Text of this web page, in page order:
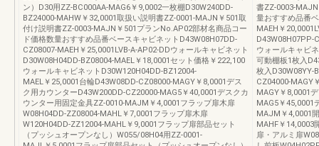
ン）D30用ZZ-BC000AA-MAG6￥9,0002一枚棚D30W240DD-
BZ24000-MAHW￥32,0001取扱い説明書ZZ-0001-MAJN￥501取
付け説明書ZZ-0003-MAJN￥501プランNo.AP02部材名商品コー
ド価格数量おすすめ品番ベースキャビネットD43W08H07DD-
CZ08007-MAEH￥25,0001LVB-A-AP02-DDウォールキャビネット
D30W08H04DD-BZ08004-MAEL￥18,0001セット価格￥222,100
ウォールキャビネットD30W120H04DD-BZ12004-
MAEL￥25,0001台輪D43W08DD-CZ08000-MAGY￥8,0001デス
ク用カウンターD43W200DD-CZ20000-MAG5￥40,0001デスクカ
ウンター用固定金具ZZ-0010-MAJM￥4,0001フラップ扉木扉
W08H04DD-ZZ08004-MAHL￥7,0001フラップ扉木扉
W120H04DD-ZZ12004-MAHL￥9,0001フラップ扉部品セット
（プッシュオープンなし）W055/08H04用ZZ-0001-
書ZZ-0003-
量おすすめ品番
MAEH￥
D43W08H07PP-
ウォールキャビ
可動棚板1枚入
枚入D30W08YY-
CZ04000-MAGY
MAGY￥8,0001
MAG5￥45,0001
MAJM￥4,0001
MAHF￥14,0003
扉・アルミ扉